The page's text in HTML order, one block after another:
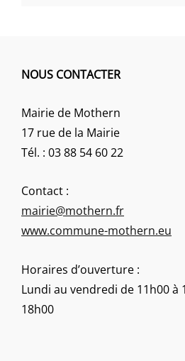
NOUS CONTACTER
Mairie de Mothern
17 rue de la Mairie
Tél. : 03 88 54 60 22
Contact :
mairie@mothern.fr
www.commune-mothern.eu
Horaires d’ouverture :
Lundi au vendredi de 11h00 à
18h00